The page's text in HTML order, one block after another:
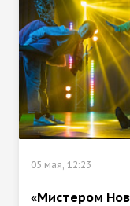
05 мая, 12:23
«Мистером